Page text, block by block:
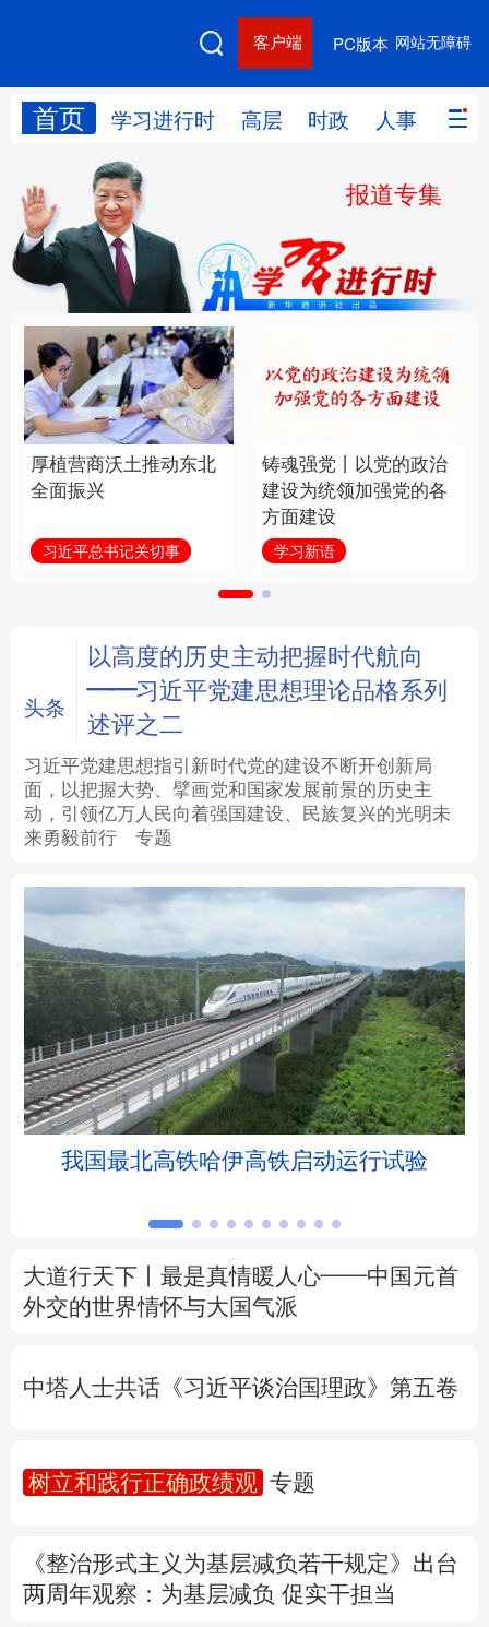
网站无障碍
PC版本
客户端
首页 学习进行时 高层 时政 人事 国际
网站地图
学习进行时 人事
国际 财经 网评
思客智库 全球连线 教育
科技 科创 量子 体育
文化 书画
访谈 视频 图片 政务
学术中国 乡村振兴 银龄 溯源中国
城市 旅游 能源 会展
彩票 娱乐 时尚 悦读
公益 一带一路 亚太网 上市公司
地方频道
天津 河北 山西
辽宁 吉林 上海 江苏
浙江 安徽 福建 江西
四川 贵州 云南
English Español Français عربى
报道专集
厚植营商沃土推动东北
全面振兴
习近平总书记关切事
铸魂强党丨以党的政治
建设为统领加强党的各
方面建设
学习新语
头条
以高度的历史主动把握时代航向
——习近平党建思想理论品格系列
述评之二
习近平党建思想指引新时代党的建设不断开创新局
面，以把握大势、擘画党和国家发展前景的历史主
动，引领亿万人民向着强国建设、民族复兴的光明未
来勇毅前行
专题
我国最北高铁哈伊高铁启动运行试验
大道行天下丨最是真情暖人心——中国元首
外交的世界情怀与大国气派
中塔人士共话《习近平谈治国理政》第五卷
树立和践行正确政绩观 专题
《整治形式主义为基层减负若干规定》出台
两周年观察 ：为基层减负 促实干担当